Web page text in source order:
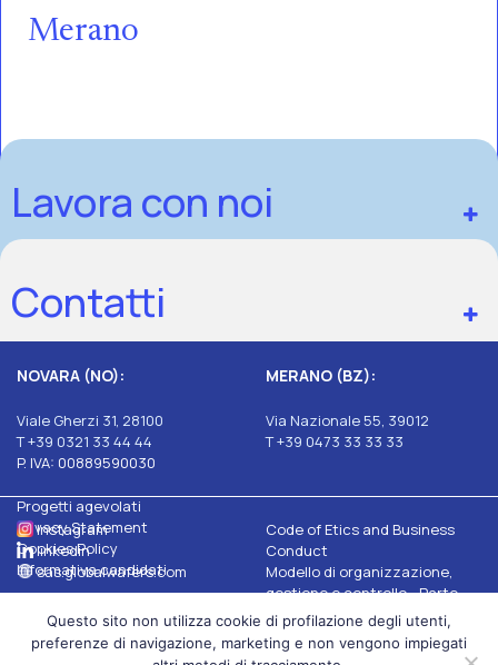
Merano
Lavora con noi
Contatti
Questo sito non utilizza cookie di profilazione degli utenti,
preferenze di navigazione, marketing e non vengono impiegati
NOVARA (NO):
Viale Gherzi 31, 28100
T +39 0321 33 44 44
P. IVA: 00889590030
MERANO (BZ):
Via Nazionale 55, 39012
T +39 0473 33 33 33
Progetti agevolati
Privacy Statement
Cookies Policy
Informativa candidati
Instagram
linkedin
sas.globalwafers.com
Code of Etics and Business
Conduct
Modello di organizzazione,
gestione e controllo - Parte
Generale e Speciale
MEMC Organization,
Management and Control Model